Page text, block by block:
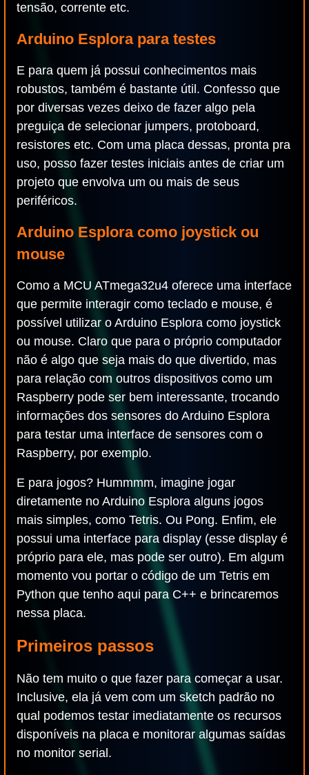
tensão, corrente etc.
Arduino Esplora para testes
E para quem já possui conhecimentos mais
robustos, também é bastante útil. Confesso que
por diversas vezes deixo de fazer algo pela
preguiça de selecionar jumpers, protoboard,
resistores etc. Com uma placa dessas, pronta pra
uso, posso fazer testes iniciais antes de criar um
projeto que envolva um ou mais de seus
periféricos.
Arduino Esplora como joystick ou
mouse
Como a MCU ATmega32u4 oferece uma interface
que permite interagir como teclado e mouse, é
possível utilizar o Arduino Esplora como joystick
ou mouse. Claro que para o próprio computador
não é algo que seja mais do que divertido, mas
para relação com outros dispositivos como um
Raspberry pode ser bem interessante, trocando
informações dos sensores do Arduino Esplora
para testar uma interface de sensores com o
Raspberry, por exemplo.
E para jogos? Hummmm, imagine jogar
diretamente no Arduino Esplora alguns jogos
mais simples, como Tetris. Ou Pong. Enfim, ele
possui uma interface para display (esse display é
próprio para ele, mas pode ser outro). Em algum
momento vou portar o código de um Tetris em
Python que tenho aqui para C++ e brincaremos
nessa placa.
Primeiros passos
Não tem muito o que fazer para começar a usar.
Inclusive, ela já vem com um sketch padrão no
qual podemos testar imediatamente os recursos
disponíveis na placa e monitorar algumas saídas
no monitor serial.